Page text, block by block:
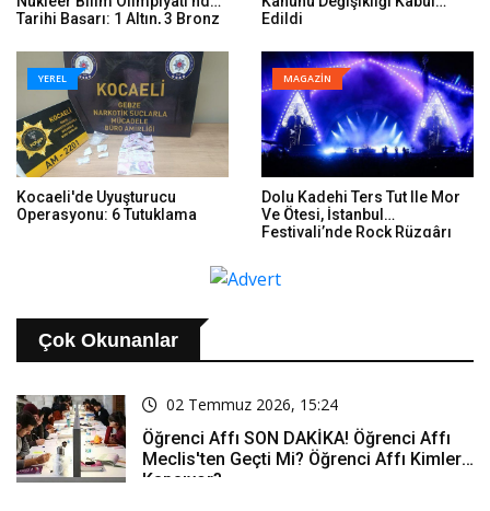
Tarihi Başarı: 1 Altın, 3 Bronz
Edildi
YEREL
Kocaeli'de Uyuşturucu
Operasyonu: 6 Tutuklama
MAGAZİN
Dolu Kadehi Ters Tut Ile Mor
Ve Ötesi, İstanbul
Festivali’nde Rock Rüzgârı
Çok Okunanlar
02 Temmuz 2026, 15:24
Öğrenci Affı SON DAKİKA! Öğrenci Affı
Meclis'ten Geçti Mi? Öğrenci Affı Kimleri
Kapsıyor?